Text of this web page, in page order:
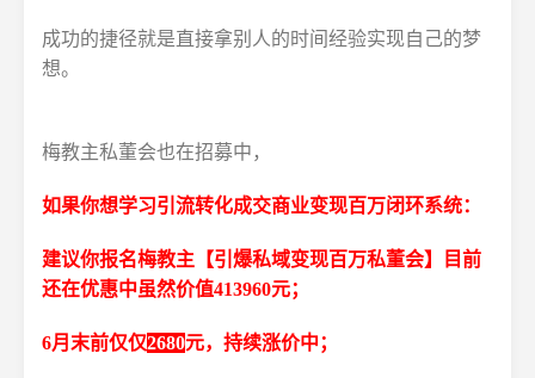
成功的捷径就是直接拿别人的时间经验实现自己的梦
想。
梅教主私董会也在招募中，
如果你想学习引流转化成交商业变现百万闭环系统：
建议你报名梅教主【引爆私域变现百万私董会】目前
还在优惠中虽然价值413960元；
6月末前仅仅2680元，持续涨价中；